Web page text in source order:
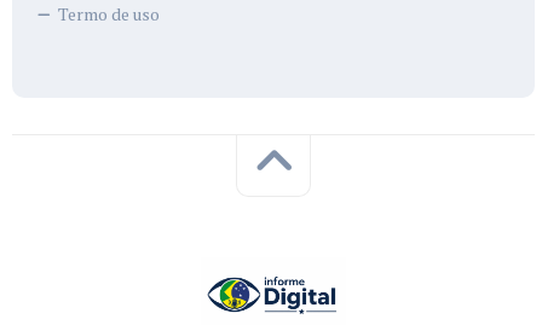
Termo de uso